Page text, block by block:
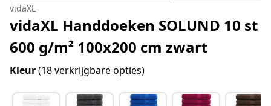
vidaXL
vidaXL Handdoeken SOLUND 10 st
600 g/m² 100x200 cm zwart
Kleur(18 verkrijgbare opties)